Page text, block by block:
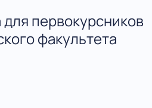
первокурсников
факультета